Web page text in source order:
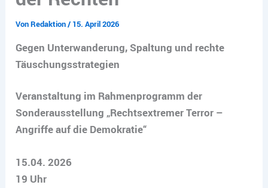
VonRedaktion/ 15. April 2026
Gegen Unterwanderung, Spaltung und rechte
Täuschungsstrategien
Veranstaltung im Rahmenprogramm der
Sonderausstellung „Rechtsextremer Terror –
Angriffe auf die Demokratie“
15.04. 2026
19 Uhr